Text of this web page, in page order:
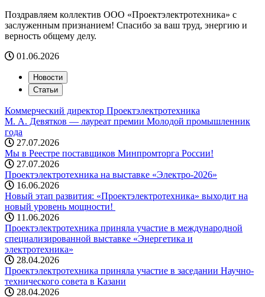
Поздравляем коллектив ООО «Проектэлектротехника» с
заслуженным признанием! Спасибо за ваш труд, энергию и
верность общему делу.
01.06.2026
Новости
Статьи
Коммерческий директор Проектэлектротехника
М. А. Девятков — лауреат премии Молодой промышленник
года
27.07.2026
Мы в Реестре поставщиков Минпромторга России!
27.07.2026
Проектэлектротехника на выставке «Электро-2026»
16.06.2026
Новый этап развития: «Проектэлектротехника» выходит на
новый уровень мощности! ️
11.06.2026
Проектэлектротехника приняла участие в международной
специализированной выставке «Энергетика и
электротехника»
28.04.2026
Проектэлектротехника приняла участие в заседании Научно-
технического совета в Казани
28.04.2026